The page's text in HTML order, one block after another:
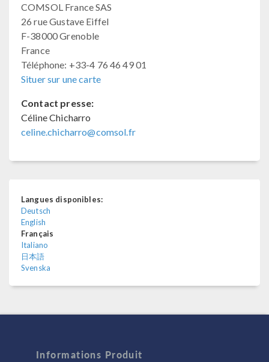
COMSOL France SAS
26 rue Gustave Eiffel
F-38000 Grenoble
France
Téléphone: +33-4 76 46 49 01
Situer sur une carte
Contact presse:
Céline Chicharro
celine.chicharro@comsol.fr
Langues disponibles:
Deutsch
English
Français
Italiano
日本語
Svenska
Informations Produit